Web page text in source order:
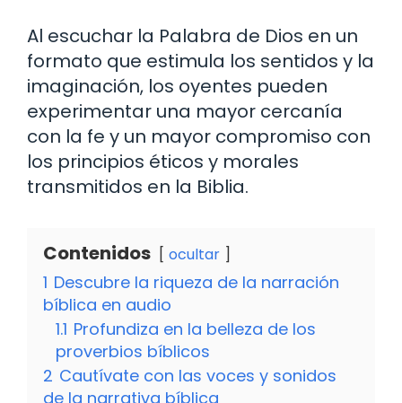
Al escuchar la Palabra de Dios en un
formato que estimula los sentidos y la
imaginación, los oyentes pueden
experimentar una mayor cercanía
con la fe y un mayor compromiso con
los principios éticos y morales
transmitidos en la Biblia.
Contenidos ocultar
1 Descubre la riqueza de la narración
bíblica en audio
1.1 Profundiza en la belleza de los
proverbios bíblicos
2 Cautívate con las voces y sonidos
de la narrativa bíblica